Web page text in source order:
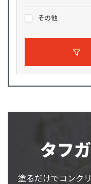
その他
タフ
塗るだけでコンク